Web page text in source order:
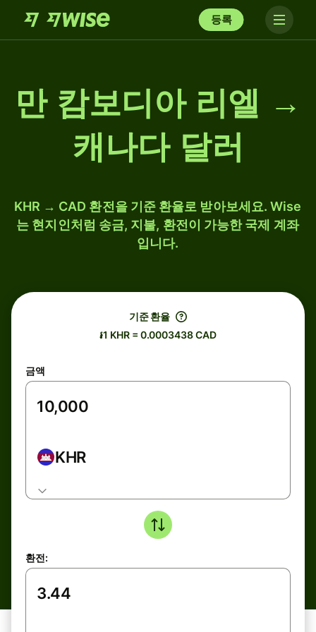
등록
만 캄보디아 리엘 →
캐나다 달러
KHR → CAD 환전을 기준 환율로 받아보세요. Wise
는 현지인처럼 송금, 지불, 환전이 가능한 국제 계좌
입니다.
기준 환율
៛1 KHR = 0.0003438 CAD
금액
KHR
환전: